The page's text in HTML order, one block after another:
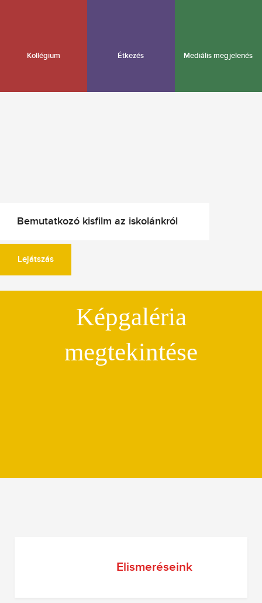
Kollégium Étkezés Mediális megjelenés
Bemutatkozó kisfilm az iskolánkról
Lejátszás
Képgaléria
megtekintése
Elismeréseink